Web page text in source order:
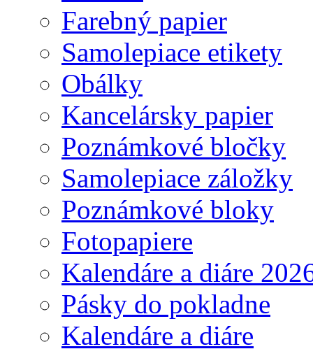
Farebný papier
Samolepiace etikety
Obálky
Kancelársky papier
Poznámkové bločky
Samolepiace záložky
Poznámkové bloky
Fotopapiere
Kalendáre a diáre
Pásky do pokladne
Kalendáre a diáre